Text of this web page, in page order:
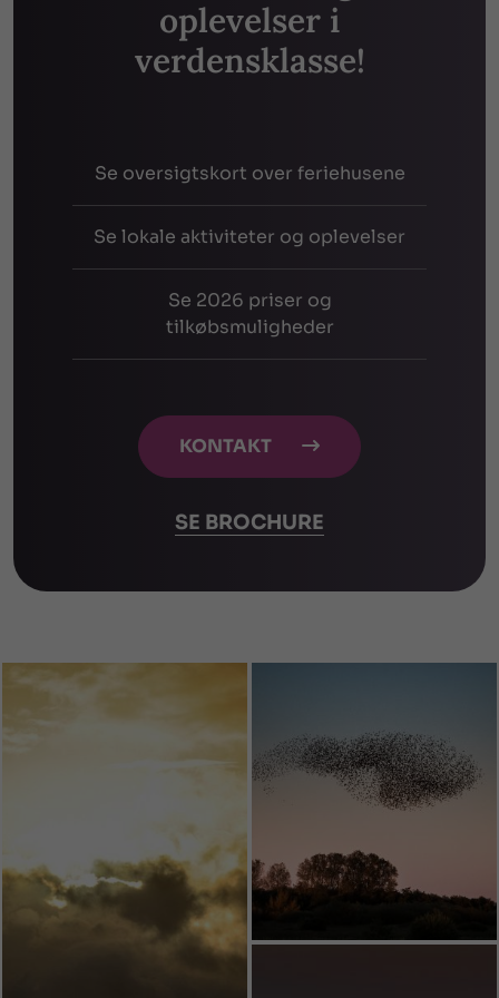
oplevelser i
verdensklasse!
Se oversigtskort over feriehusene
Se lokale aktiviteter og oplevelser
Se 2026 priser og
tilkøbsmuligheder
KONTAKT 
SE BROCHURE